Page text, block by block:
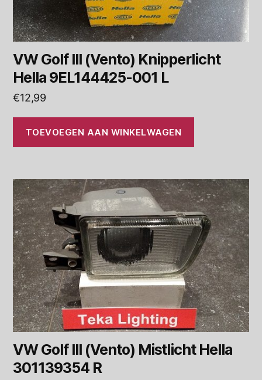
VW Golf III (Vento) Knipperlicht
Hella 9EL144425-001 L
€12,99
TOEVOEGEN AAN WINKELWAGEN
VW Golf III (Vento) Mistlicht Hella
301139354 R